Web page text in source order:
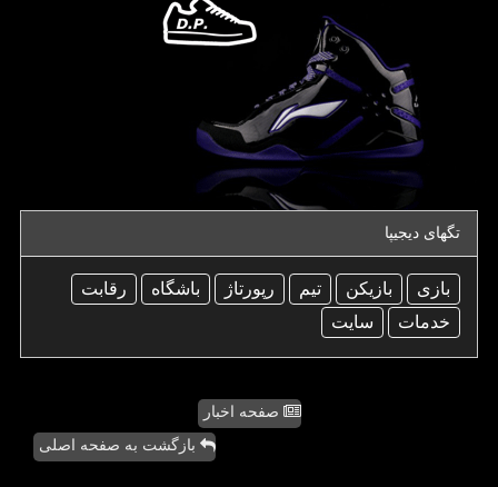
تگهای دیجیپا
بازی بازیكن تیم رپورتاژ باشگاه
رقابت
خدمات
سایت
صفحه اخبار
بازگشت به صفحه اصلی